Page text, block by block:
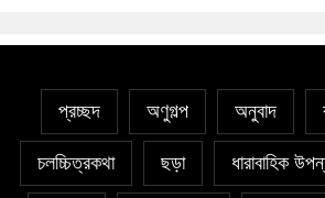
প্রচ্ছদ অণুগল্প অনুবাদ
চলচ্চিত্রকথা ছড়া ধারাবাহিক